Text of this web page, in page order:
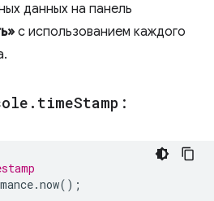
данных на панель
с использованием каждого
. timeStamp :
.now();